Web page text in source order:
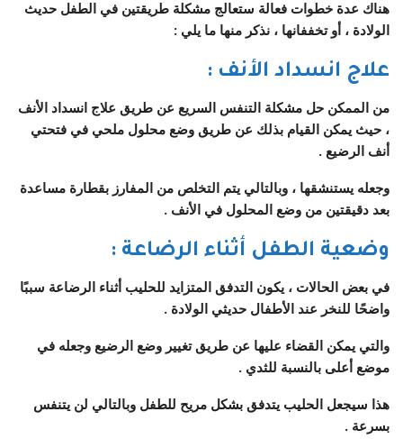
هناك عدة خطوات فعالة ستعالج مشكلة طريقتين في الطفل حديث
الولادة ، أو تخففانها ، نذكر منها ما يلي :
علاج انسداد الأنف :
من الممكن حل مشكلة التنفس السريع عن طريق علاج انسداد الأنف
، حيث يمكن القيام بذلك عن طريق وضع محلول ملحي في فتحتي
أنف الرضيع .
وجعله يستنشقها ، وبالتالي يتم التخلص من المفارز بقطارة مساعدة
بعد دقيقتين من وضع المحلول في الأنف .
وضعية الطفل أثناء الرضاعة :
في بعض الحالات ، يكون التدفق المتزايد للحليب أثناء الرضاعة سببًا
واضحًا للنخر عند الأطفال حديثي الولادة .
والتي يمكن القضاء عليها عن طريق تغيير وضع الرضيع وجعله في
موضع أعلى بالنسبة للثدي .
هذا سيجعل الحليب يتدفق بشكل مريح للطفل وبالتالي لن يتنفس
بسرعة .